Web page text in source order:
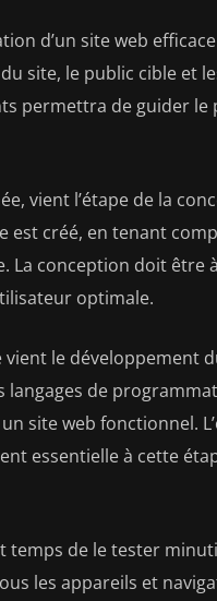
d’un site web
site, le public cible et
permettra de guider
vient l’étape de la
est créé, en tenant
La conception doit être
optimale.
le développement
de
site web fonctionnel.
essentielle à cette
temps de le tester
les appareils et